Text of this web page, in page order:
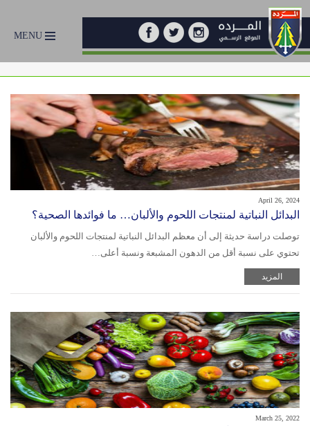
MENU
April 26, 2024
البدائل النباتية لمنتجات اللحوم والألبان… ما فوائدها الصحية؟
توصلت دراسة حديثة إلى أن معظم البدائل النباتية لمنتجات اللحوم والألبان
تحتوي على نسبة أقل من الدهون المشبعة ونسبة أعلى…
المزيد
March 25, 2022